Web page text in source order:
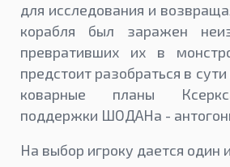
для исследования и
корабля был заражен
превративших их в
предстоит разобраться в
коварные планы
поддержки ШОДАНа -
На выбор игроку дается один